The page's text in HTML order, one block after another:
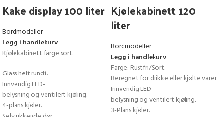
Kake display 100 liter
Bordmodeller
Legg i handlekurv
Kjølekabinett farge sort.
Glass helt rundt.
Innvendig LED-
belysning og ventilert kjøling.
4-plans kjøler.
Kjølekabinett 120
liter
Bordmodeller
Legg i handlekurv
Farge: Rustfri/Sort.
Beregnet for drikke eller kjølte
Innvendig LED-
belysning og ventilert kjøling.
3-Plans kjøler.